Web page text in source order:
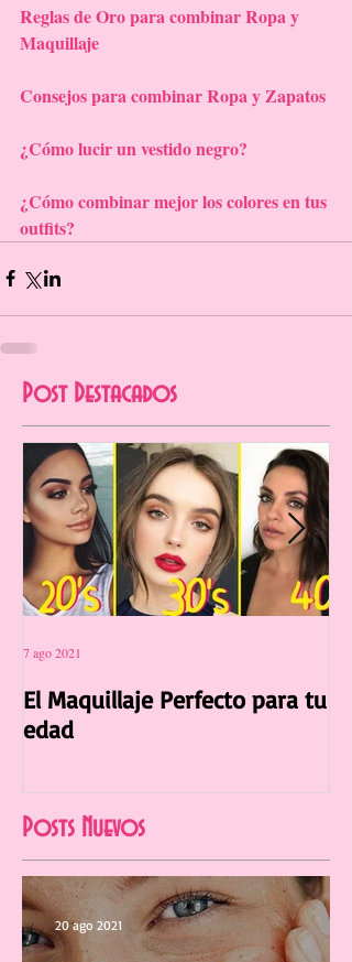
Reglas de Oro para combinar Ropa y
Maquillaje
Consejos para combinar Ropa y Zapatos
¿Cómo lucir un vestido negro?
¿Cómo combinar mejor los colores en tus
outfits?
Post Destacados
El Maquillaje Perfecto para tu
edad
7 ago 2021
Posts Nuevos
20 ago 2021